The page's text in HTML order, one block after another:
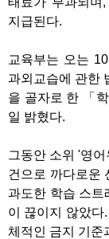
지급된다.
교육부는 오는
과외교습에 관한
을 골자로 한 「
일 밝혔다.
그동안 소위 '영
건으로 까다로운
과도한 학습 스트
이 끊이지 않았다
체적인 금지 기준